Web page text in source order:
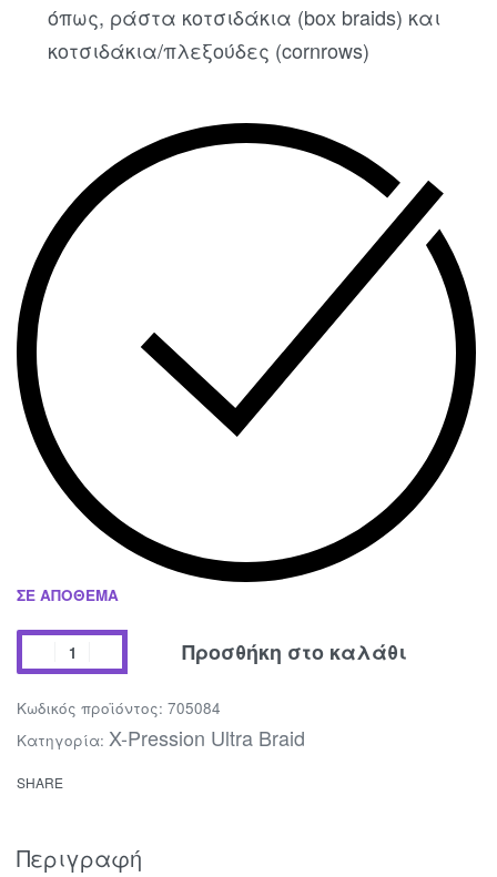
όπως, ράστα κοτσιδάκια (box braids) και
κοτσιδάκια/πλεξούδες (cornrows)
ΣΕ ΑΠΌΘΕΜΑ
Προσθήκη στο καλάθι
705084
Κατηγορία: X-Pression Ultra Braid
SHARE
Περιγραφή